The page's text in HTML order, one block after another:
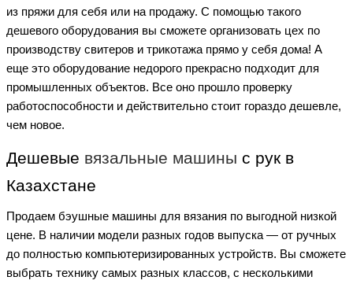
из пряжи для себя или на продажу. С помощью такого
дешевого оборудования вы сможете организовать цех по
производству свитеров и трикотажа прямо у себя дома! А
еще это оборудование недорого прекрасно подходит для
промышленных объектов. Все оно прошло проверку
работоспособности и действительно стоит гораздо дешевле,
чем новое.
Дешевые вязальные машины с рук в
Казахстане
Продаем бэушные машины для вязания по выгодной низкой
цене. В наличии модели разных годов выпуска — от ручных
до полностью компьютеризированных устройств. Вы сможете
выбрать технику самых разных классов, с несколькими